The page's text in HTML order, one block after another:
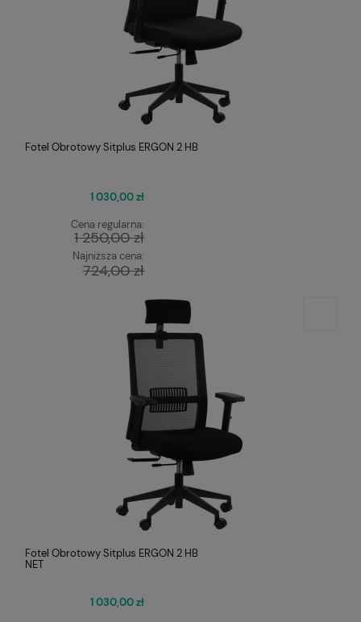
Fotel Obrotowy Sitplus ERGON 2 HB
1 030,00 zł
Cena regularna:
1 250,00 zł
Najniższa cena:
724,00 zł
Fotel Obrotowy Sitplus ERGON 2 HB
NET
1 030,00 zł